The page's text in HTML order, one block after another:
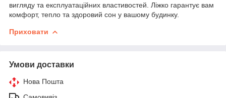
вигляду та експлуатаційних властивостей. Ліжко гарантує вам
комфорт, тепло та здоровий сон у вашому будинку.
Приховати
Умови доставки
Нова Пошта